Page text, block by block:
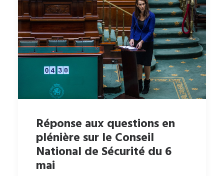
Réponse aux questions en
plénière sur le Conseil
National de Sécurité du 6
mai